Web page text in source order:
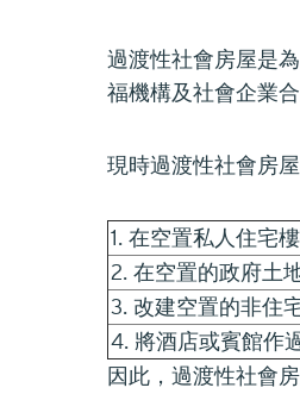
過渡性社會房屋是
福機構及社會企業
現時過渡性社會房
1. 在空置私人住宅
2. 在空置的政府土
3. 改建空置的非住
4. 將酒店或賓館作
因此，過渡性社會